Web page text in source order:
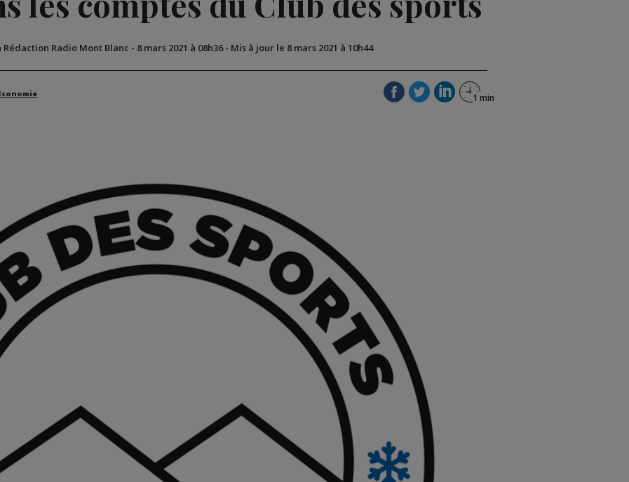
Rédaction Radio Mont Blanc - 8 mars 2021 à 08h36- Mis à jour le 8 mars 2021 à 10h44
Économie